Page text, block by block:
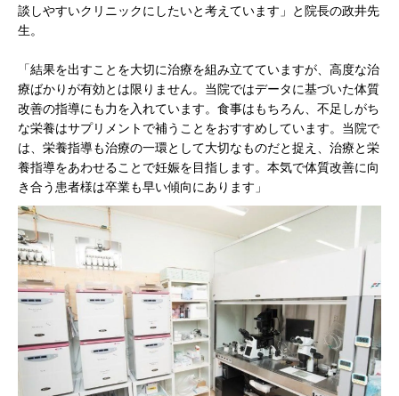
談しやすいクリニックにしたいと考えています」と院長の政井先
生。
「結果を出すことを大切に治療を組み立てていますが、高度な治
療ばかりが有効とは限りません。当院ではデータに基づいた体質
改善の指導にも力を入れています。食事はもちろん、不足しがち
な栄養はサプリメントで補うことをおすすめしています。当院で
は、栄養指導も治療の一環として大切なものだと捉え、治療と栄
養指導をあわせることで妊娠を目指します。本気で体質改善に向
き合う患者様は卒業も早い傾向にあります」